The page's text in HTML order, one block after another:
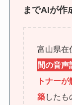
までAIが作
富山県在
間の音声
トナー
築したも